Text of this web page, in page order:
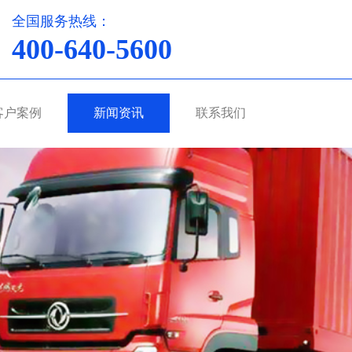
户案例 新闻资讯 联系我们
全国服务热线：
400-640-5600